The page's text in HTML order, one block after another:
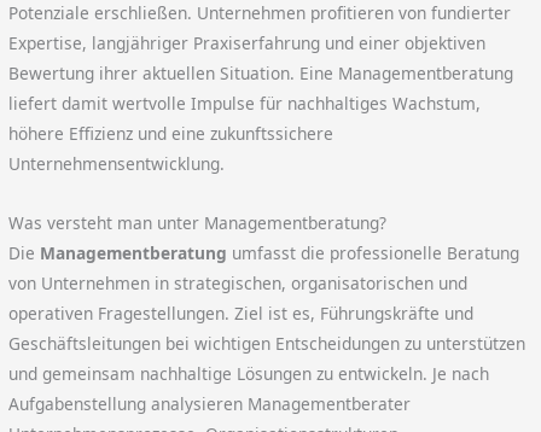
Potenziale erschließen. Unternehmen profitieren von fundierter
Expertise, langjähriger Praxiserfahrung und einer objektiven
Bewertung ihrer aktuellen Situation. Eine Managementberatung
liefert damit wertvolle Impulse für nachhaltiges Wachstum,
höhere Effizienz und eine zukunftssichere
Unternehmensentwicklung.
Was versteht man unter Managementberatung?
Die Managementberatung umfasst die professionelle Beratung
von Unternehmen in strategischen, organisatorischen und
operativen Fragestellungen. Ziel ist es, Führungskräfte und
Geschäftsleitungen bei wichtigen Entscheidungen zu unterstützen
und gemeinsam nachhaltige Lösungen zu entwickeln. Je nach
Aufgabenstellung analysieren Managementberater